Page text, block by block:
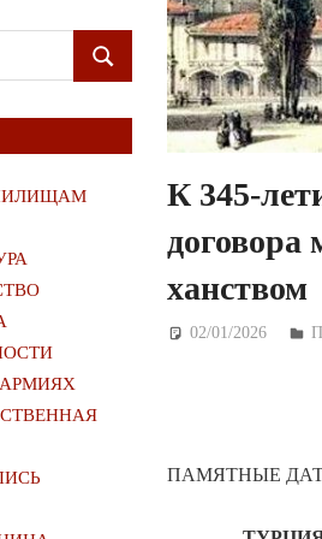
К 345-
ханством
02/01/2026
ПАМЯТНЫЕ
ПОИСК